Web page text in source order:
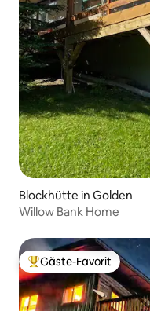
Blockhütte in Golden
Willow Bank Home
Beliebter Gäste-Favorit.
Gäste-Favorit